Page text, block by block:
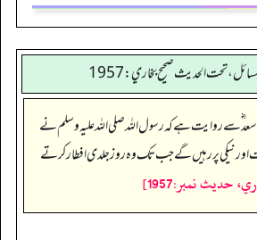
مسائل، تحت الحديث صحيح بخاري: 1957
سے روایت ہے کہ رسول اللہ صلی اللہ علیہ وسلم نے
اور نیکی پر رہیں گے جب تک وہ روز جلدی افطار کرتے
حديث نمبر:1957]